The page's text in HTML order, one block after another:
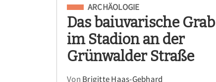
Eingeordnet unter
ARCHÄOLOGIE
Das baiuvarische Grab
im Stadion an der
Grünwalder Straße
Von Brigitte Haas-Gebhard